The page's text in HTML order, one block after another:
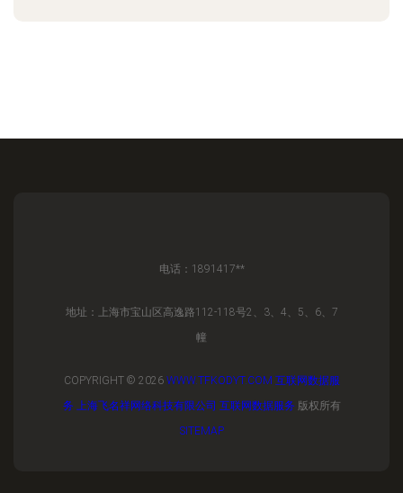
电话：1891417**
地址：上海市宝山区高逸路112-118号2、3、4、5、6、7
幢
COPYRIGHT © 2026 WWW.TFKODYT.COM 互联网数据服
务 上海飞名祥网络科技有限公司 互联网数据服务 版权所有
SITEMAP